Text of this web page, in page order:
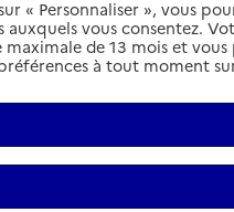
« Personnaliser », vous
auxquels vous consentez.
de 13 mois et
à tout moment